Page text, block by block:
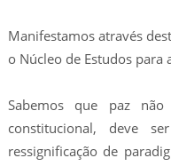
Manifestamos através
o Núcleo de Estudos para
Sabemos que paz
constitucional, deve
ressignificação de